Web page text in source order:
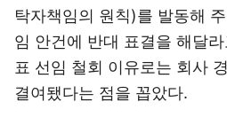
탁자책임의 원칙)를 발동해
임 안건에 반대 표결을 해달
표 선임 철회 이유로는 회사
결여됐다는 점을 꼽았다.